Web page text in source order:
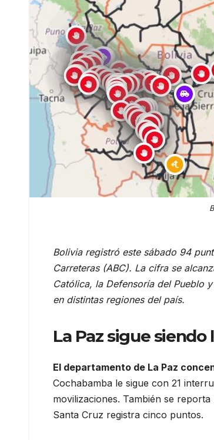
Bolivia registró este sábado 94
Carreteras (ABC). La cifra se
Católica, la Defensoría del Pueblo
en distintas regiones del país.
La Paz sigue
El departamento de La Paz
Cochabamba le sigue con 21
movilizaciones. También se
Santa Cruz registra cinco puntos.